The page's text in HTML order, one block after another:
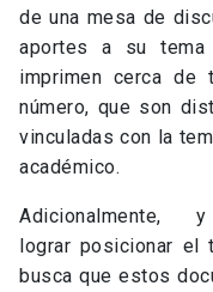
de una mesa de
aportes a su tema
imprimen cerca de
número, que son
vinculadas con la
académico.
lograr posicionar el
busca que estos